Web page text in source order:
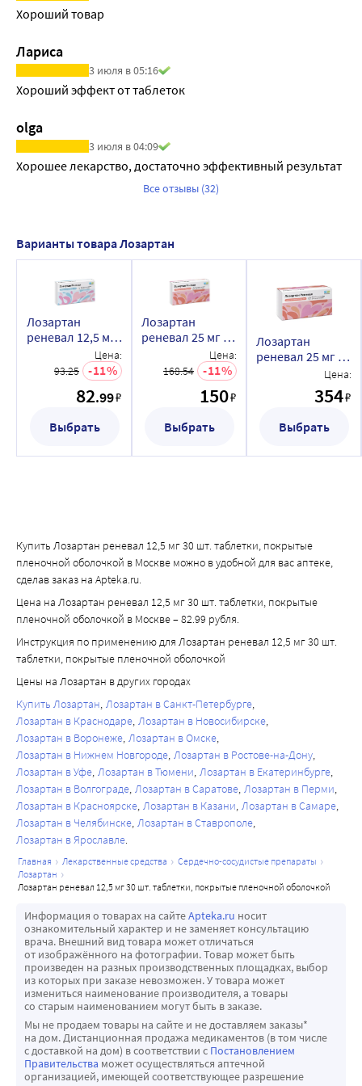
• ощущение сердцебиения;
грудной клетке (стенокардия);
• одышка;
• кашель;
• запор;
• диарея;
• тошнота;
• кожный зуд;
• слабость;
• повышенная утомляемость;
• отеки.
Редко (могут возникать не более чем у 1 человека из
• воспаление кровеносных сосудов (васкулит, включая
пурпуру Шенлейна-Геноха);
• ощущение онемения или покалывания (парестезия);
Неизвестно (исходя из имеющихся данных, частоту
возникновения определить невозможно):
• пониженное число тромбоцитов в крови
(тромбоцитопения);
• депрессия;
• мигрень;
• нарушение вкуса (дисгевзия);
• шум в ушах;
• нарушение функции печени;
• повышение чувствительности кожи и слизистых
оболочек к солнечному свету (фотосенсибилизация);
• риск развития и обострение течения хронического
иммунного заболевания с преимущественным
поражением кожи (псориаза);
• боль в мышцах (миалгия) и суставах (артралгия);
• необъяснимая боль в мышцах с темной (цвета чая)
(рабдомиолиз);
• невозможность совершить половой акт (эректильная
дисфункция/импотенция);
• общее недомогание;
• пониженное содержание натрия в крови
(гипонатриемия).
Сообщение о нежелательных реакциях
Если у Вас возникают какие-либо нежелательные
реакции, проконсультируйтесь с врачом или
медицинской сестрой. К ним также относятся любые
нежелательные реакции, не указанные в листке-
Хороший товар
Лариса
3 июля в 05:16
Хороший эффект от таблеток
olga
3 июля в 04:09
Хорошее лекарство, достаточно эффективный результат
Все отзывы (32)
Варианты товара Лозартан
Лозартан
реневал 12,5 мг
30 шт. таблетки,
покрытые
пленочной
оболочкой
Цена:
93.25
11
82.99₽
Выбрать
Лозартан
реневал 25 мг 30
шт. таблетки,
покрытые
пленочной
оболочкой
Цена:
168.54
11
150₽
Выбрать
Лозартан
реневал 25 мг 90
шт. таблетки,
пленочной
оболочкой
Цена:
354₽
Выбрать
Купить Лозартан реневал 12,5 мг 30 шт. таблетки, покрытые
пленочной оболочкой в Москве можно в удобной для вас аптеке,
сделав заказ на Apteka.ru.
Цена на Лозартан реневал 12,5 мг 30 шт. таблетки, покрытые
пленочной оболочкой в Москве – 82.99 рубля.
Инструкция по применению для Лозартан реневал 12,5 мг 30 шт.
таблетки, покрытые пленочной оболочкой
Цены на Лозартан в других городах
Купить Лозартан Лозартан в Санкт-Петербурге
Лозартан в Краснодаре Лозартан в Новосибирске
Лозартан в Воронеже Лозартан в Омске
Лозартан в Нижнем Новгороде Лозартан в Ростове-на-Дону
Лозартан в Уфе Лозартан в Тюмени Лозартан в Екатеринбурге
Лозартан в Волгограде Лозартан в Саратове Лозартан в Перми
Лозартан в Красноярске Лозартан в Казани Лозартан в Самаре
Лозартан в Челябинске Лозартан в Ставрополе
Лозартан в Ярославле
главная лекарственные средства
сердечно-сосудистые препараты
лозартан
лозартан реневал 12,5 мг 30 шт. таблетки, покрытые пленочной оболочкой
Информация о товарах на сайтеApteka.ru носит
ознакомительный характер и не заменяет консультацию
врача. Внешний вид товара может отличаться
от изображённого на фотографии. Товар может быть
произведен на разных производственных площадках, выбор
из которых при заказе невозможен. У товара может
измениться наименование производителя, а товары
со старым наименованием могут быть в заказе.
Мы не продаем товары на сайте и не доставляем заказы*
на дом. Дистанционная продажа медикаментов (в том числе
с доставкой на дом) в соответствии с Постановлением
Правительства может осуществляться аптечной
организацией, имеющей соответствующее разрешение